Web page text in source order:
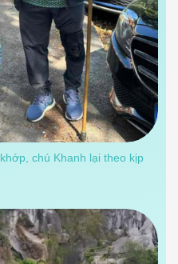
chú Khanh lại theo kịp